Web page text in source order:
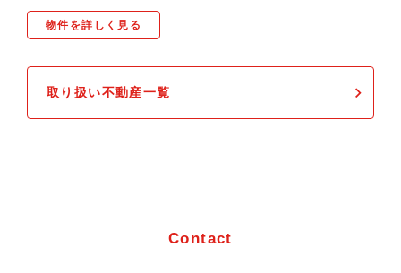
物件を詳しく見る
取り扱い不動産一覧
Contact